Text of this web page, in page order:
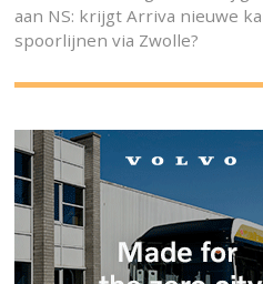
aan NS: krijgt Arriva nieuwe
spoorlijnen via Zwolle?